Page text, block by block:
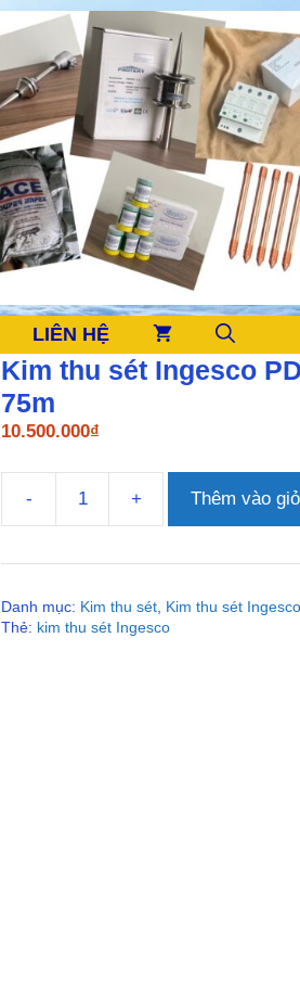
LIÊN HỆ
Kim thu sét Ingesco
75m
10.500.000₫
-
sét
PDC
E15,
+ Thêm vào
Danh mục: Kim thu sét Kim thu sét Ingesco
Thẻ: kim thu sét Ingesco